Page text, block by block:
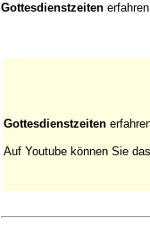
Gottesdienstzeiten
Gottesdienstzeiten
Auf Youtube können Sie das